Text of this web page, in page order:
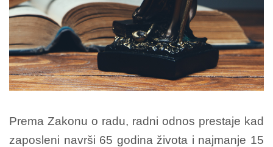
Prema Zakonu o radu, radni odnos prestaje kad
zaposleni navrši 65 godina života i najmanje 15